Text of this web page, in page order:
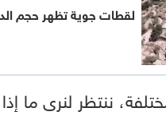
لقطات جوية تظهر حجم
ننتظر لنرى ما إذا